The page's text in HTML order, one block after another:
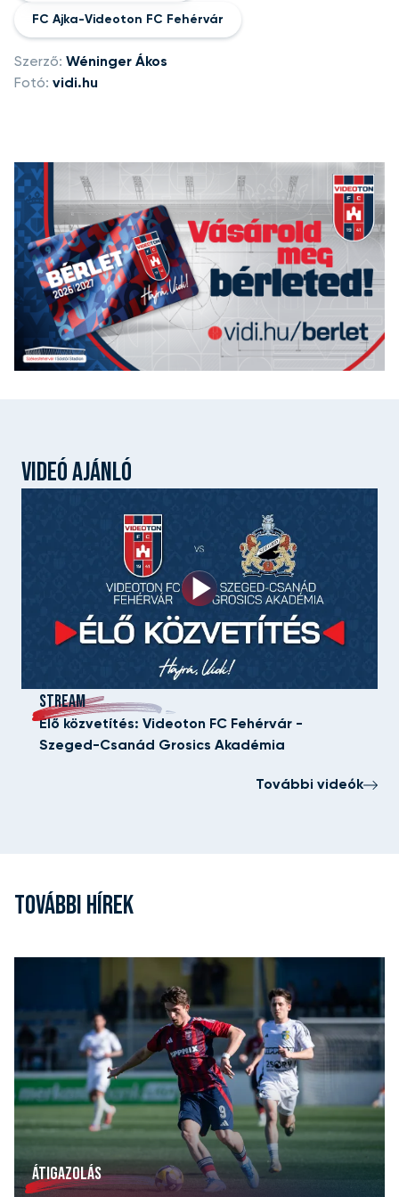
FC Ajka-Videoton FC Fehérvár
Szerző: Wéninger Ákos
Fotó: vidi.hu
VIDEÓ AJÁNLÓ
STREAM
Élő közvetítés: Videoton FC Fehérvár -
Szeged-Csanád Grosics Akadémia
További videók
TOVÁBBI HÍREK
ÁTIGAZOLÁS